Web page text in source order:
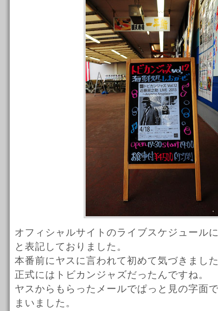
オフィシャルサイトのライブスケジュール
と表記しておりました。
本番前にヤスに言われて初めて気づきまし
正式にはトビカンジャズだったんですね。
ヤスからもらったメールでぱっと見の字面
まいました。